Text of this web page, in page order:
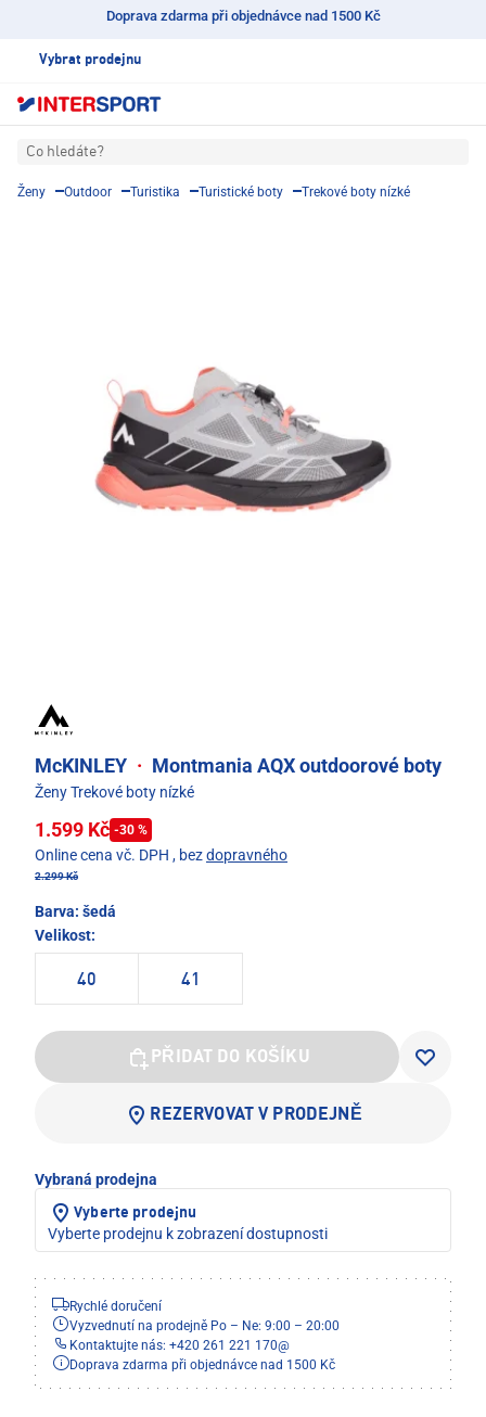
Doprava zdarma při objednávce nad 1500 Kč
Vybrat prodejnu
Co hledáte?
Ženy Outdoor Turistika Turistické boty Trekové boty nízké
McKINLEY · Montmania AQX outdoorové boty
Ženy Trekové boty nízké
1.599 Kč -30 %
Online cena vč. DPH , bezdopravného
2.299 Kč
Barva: šedá
Velikost:
40 41
PŘIDAT DO KOŠÍKU
REZERVOVAT V PRODEJNĚ
Vybraná prodejna
Vyberte prodejnu
Vyberte prodejnu k zobrazení dostupnosti
Rychlé doručení
Vyzvednutí na prodejně Po – Ne: 9:00 – 20:00
Kontaktujte nás: +420 261 221 170@
Doprava zdarma při objednávce nad 1500 Kč